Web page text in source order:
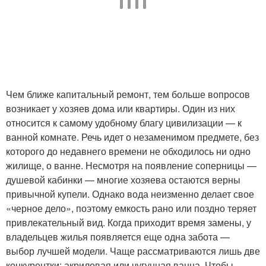
Чем ближе капитальный ремонт, тем больше вопросов
возникает у хозяев дома или квартиры. Один из них
относится к самому удобному благу цивилизации — к
ванной комнате. Речь идет о незаменимом предмете, без
которого до недавнего времени не обходилось ни одно
жилище, о ванне. Несмотря на появление соперницы —
душевой кабинки — многие хозяева остаются верны
привычной купели. Однако вода неизменно делает свое
«черное дело», поэтому емкость рано или поздно теряет
привлекательный вид. Когда приходит время замены, у
владельцев жилья появляется еще одна забота —
выбор лучшей модели. Чаще рассматриваются лишь две